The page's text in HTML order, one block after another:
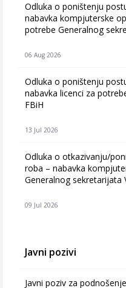
Odluka o poništenju
nabavka kompjuterske
potrebe Generalnog
06 Aug 2026
Odluka o poništenju
nabavka licenci za
FBiH
13 Jul 2026
Odluka o otkazivanju/
roba – nabavka
Generalnog sekretarijata
09 Jul 2026
Javni pozivi
Javni poziv za